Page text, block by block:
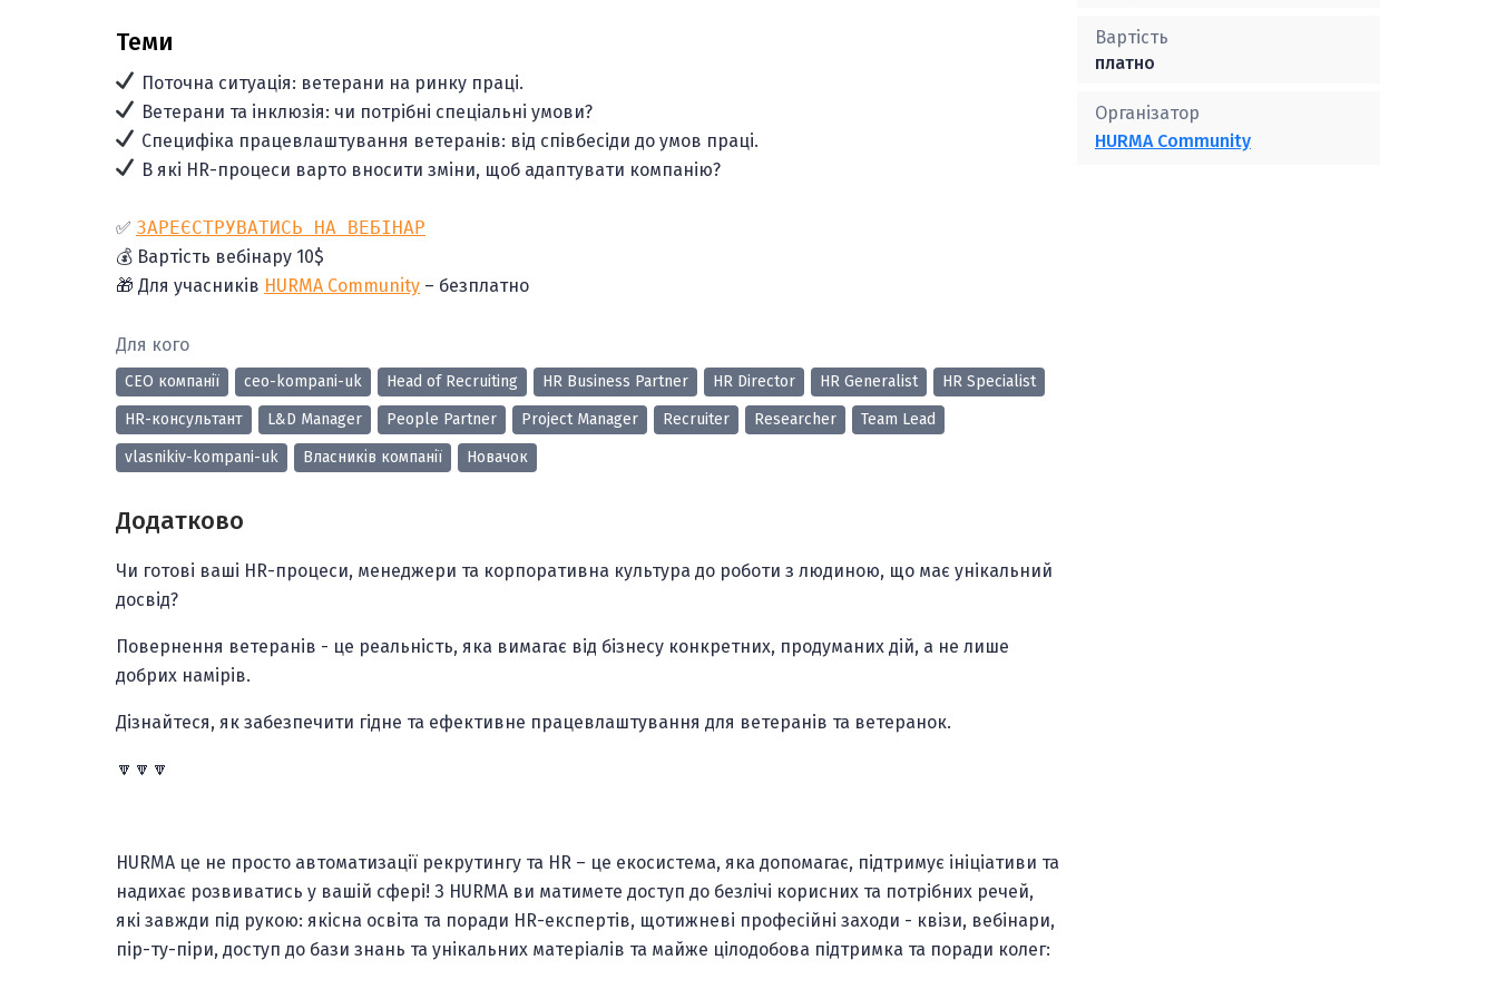
Теми
Поточна ситуація: ветерани на ринку праці.
Ветерани та інклюзія: чи потрібні спеціальні умови?
Специфіка працевлаштування ветеранів: від співбесіди до умов праці.
В які HR-процеси варто вносити зміни, щоб адаптувати компанію?
✅ ЗАРЕЄСТРУВАТИСЬ НА ВЕБІНАР
💰 Вартість вебінару 10$
🎁 Для учасників HURMA Community – безплатно
Для кого
CEO компанії ceo-kompani-uk Head of Recruiting HR Business Partner HR Director HR Generalist
HR Specialist
HR-консультант
L&D Manager People Partner Project Manager Recruiter Researcher
Team Lead
vlasnikiv-kompani-uk
Власників компанії Новачок
Додатково
Чи готові ваші HR-процеси, менеджери та корпоративна культура до роботи з людиною, що має унікальний
досвід?
Повернення ветеранів - це реальність, яка вимагає від бізнесу конкретних, продуманих дій, а не лише
добрих намірів.
Дізнайтеся, як забезпечити гідне та ефективне працевлаштування для ветеранів та ветеранок.
🔽🔽🔽
HURMA це не просто автоматизації рекрутингу та HR – це екосистема, яка допомагає, підтримує ініціативи та
надихає розвиватись у вашій сфері! З HURMA ви матимете доступ до безлічі корисних та потрібних речей,
які завжди під рукою: якісна освіта та поради HR-експертів, щотижневі професійні заходи - квізи, вебінари,
пір-ту-піри, доступ до бази знань та унікальних матеріалів та майже цілодобова підтримка та поради колег:
Вартість
платно
Організатор
HURMA Community